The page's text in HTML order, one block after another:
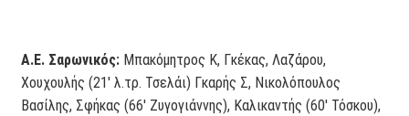
Α.Ε. Σαρωνικός: Μπακόμητρος Κ, Γκέκας, Λαζάρου,
Χουχουλής (21' λ.τρ. Τσελάι) Γκαρής Σ, Νικολόπουλος
Βασίλης, Σφήκας (66' Ζυγογιάννης), Καλικαντής (60' Τόσκου),